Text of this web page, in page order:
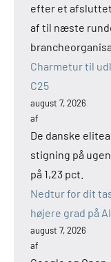
efter et afsluttet
af til næste
Charmetur til
C25
august 7, 2026
af
De danske
stigning på
på 1,23 pct.
Nedtur for dit
højere grad på
august 7, 2026
af